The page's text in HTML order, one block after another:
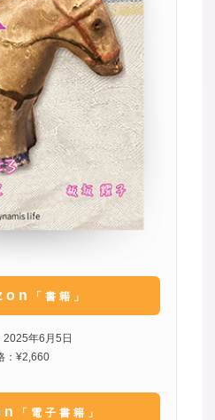
「書籍」
2025年6月5日
：¥2,660
「電子書籍」